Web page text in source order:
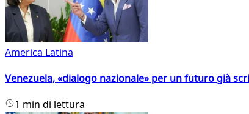
America Latina
Venezuela, «dialogo nazionale» per un futuro già
1 min di lettura